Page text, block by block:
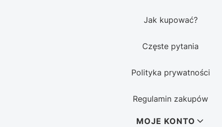
Jak kupować?
Częste pytania
Polityka prywatności
Regulamin zakupów
MOJE KONTO